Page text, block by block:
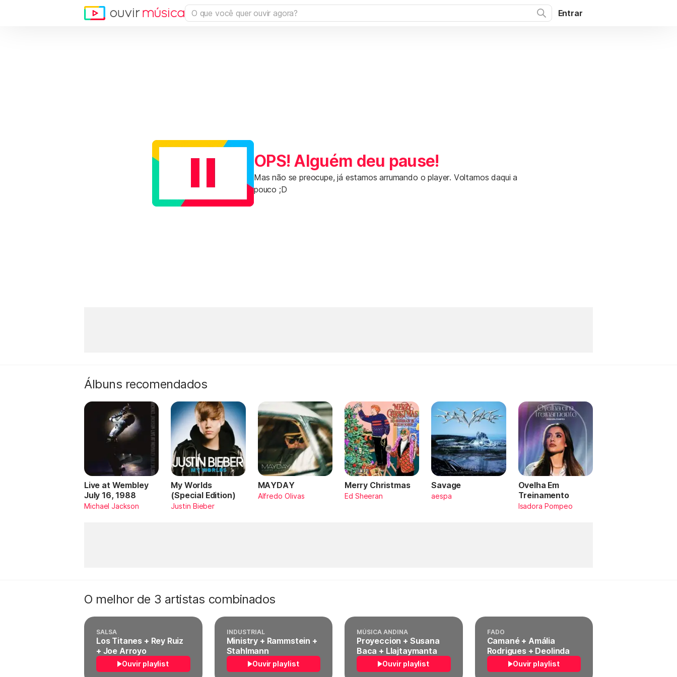
Entrar
OPS! Alguém deu pause!
Mas não se preocupe, já estamos arrumando o player. Voltamos daqui a
pouco ;D
Álbuns recomendados
Live at Wembley
July 16, 1988
Michael Jackson
My Worlds
(Special Edition)
Justin Bieber
MAYDAY
Alfredo Olivas
Merry Christmas
Ed Sheeran
Savage
aespa
Ovelha Em
Treinamento
Isadora Pompeo
O melhor de 3 artistas combinados
SALSA
Los Titanes + Rey Ruiz
+ Joe Arroyo
Ouvir playlist
INDUSTRIAL
Ministry + Rammstein +
Stahlmann
Ouvir playlist
MÚSICA ANDINA
Proyeccion + Susana
Baca + Llajtaymanta
Ouvir playlist
FADO
Camané + Amália
Rodrigues + Deolinda
Ouvir playlist